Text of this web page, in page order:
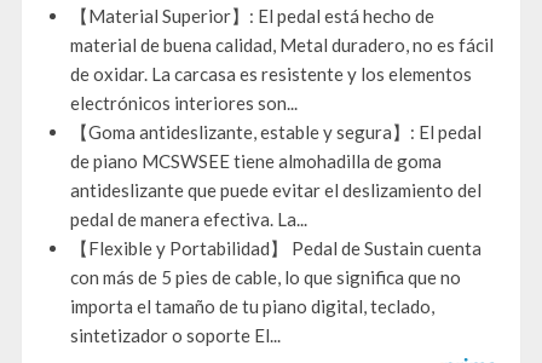
【Material Superior】: El pedal está hecho de
material de buena calidad, Metal duradero, no es fácil
de oxidar. La carcasa es resistente y los elementos
electrónicos interiores son...
【Goma antideslizante, estable y segura】: El pedal
de piano MCSWSEE tiene almohadilla de goma
antideslizante que puede evitar el deslizamiento del
pedal de manera efectiva. La...
【Flexible y Portabilidad】 Pedal de Sustain cuenta
con más de 5 pies de cable, lo que significa que no
importa el tamaño de tu piano digital, teclado,
sintetizador o soporte El...